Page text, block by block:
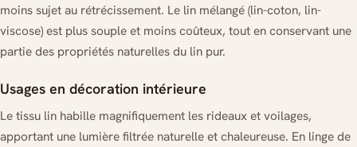
moins sujet au rétrécissement. Le lin mélangé (lin-coton, lin-
viscose) est plus souple et moins coûteux, tout en conservant une
partie des propriétés naturelles du lin pur.
Usages en décoration intérieure
Le tissu lin habille magnifiquement les rideaux et voilages,
apportant une lumière filtrée naturelle et chaleureuse. En linge de